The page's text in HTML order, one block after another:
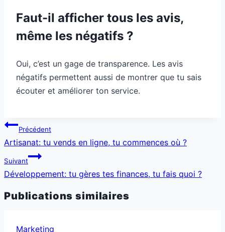
Faut-il afficher tous les avis,
même les négatifs ?
Oui, c’est un gage de transparence. Les avis
négatifs permettent aussi de montrer que tu sais
écouter et améliorer ton service.
Navigation
de
l’article
Précédent
Artisanat: tu vends en ligne, tu commences où ?
Suivant
Développement: tu gères tes finances, tu fais quoi ?
Publications similaires
Marketing